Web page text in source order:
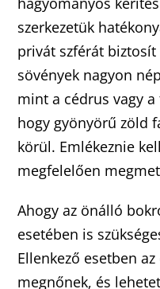
szerkezetük
privát szférát
sövények nagyon
mint a cédrus vagy
hogy gyönyörű zöld
körül. Emlékeznie
megfelelően
Ahogy az önálló
esetében is
Ellenkező esetben
megnőnek, és